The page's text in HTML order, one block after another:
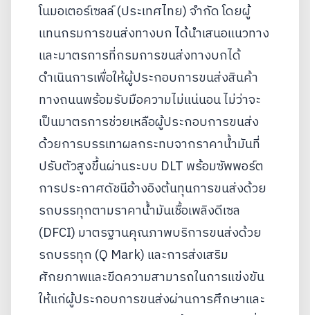
โนมอเตอร์เซลล์ (ประเทศไทย) จำกัด โดยผู้
แทนกรมการขนส่งทางบก ได้นำเสนอแนวทาง
และมาตรการที่กรมการขนส่งทางบกได้
ดำเนินการเพื่อให้ผู้ประกอบการขนส่งสินค้า
ทางถนนพร้อมรับมือความไม่แน่นอน ไม่ว่าจะ
เป็นมาตรการช่วยเหลือผู้ประกอบการขนส่ง
ด้วยการบรรเทาผลกระทบจากราคาน้ำมันที่
ปรับตัวสูงขึ้นผ่านระบบ DLT พร้อมซัพพอร์ต
การประกาศดัชนีอ้างอิงต้นทุนการขนส่งด้วย
รถบรรทุกตามราคาน้ำมันเชื้อเพลิงดีเซล
(DFCI) มาตรฐานคุณภาพบริการขนส่งด้วย
รถบรรทุก (Q Mark) และการส่งเสริม
ศักยภาพและขีดความสามารถในการแข่งขัน
ให้แก่ผู้ประกอบการขนส่งผ่านการศึกษาและ